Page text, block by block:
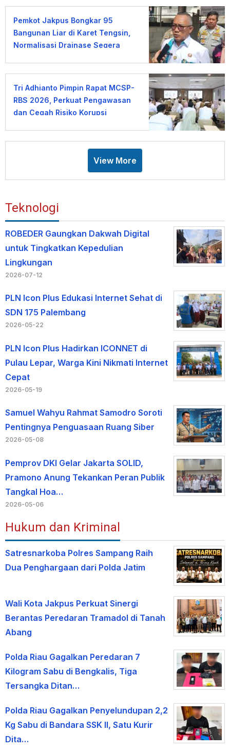
Pemkot Jakpus Bongkar 95
Bangunan Liar di Karet Tengsin,
Normalisasi Drainase Segera
Tri Adhianto Pimpin Rapat MCSP-
RBS 2026, Perkuat Pengawasan
dan Cegah Risiko Korupsi
View More
Teknologi
ROBEDER Gaungkan Dakwah Digital
untuk Tingkatkan Kepedulian
Lingkungan
2026-07-12
PLN Icon Plus Edukasi Internet Sehat di
SDN 175 Palembang
2026-05-22
PLN Icon Plus Hadirkan ICONNET di
Pulau Lepar, Warga Kini Nikmati Internet
Cepat
2026-05-19
Samuel Wahyu Rahmat Samodro Soroti
Pentingnya Penguasaan Ruang Siber
2026-05-08
Pemprov DKI Gelar Jakarta SOLID,
Pramono Anung Tekankan Peran Publik
Tangkal Hoa…
2026-05-06
Hukum dan Kriminal
Satresnarkoba Polres Sampang Raih
Dua Penghargaan dari Polda Jatim
Wali Kota Jakpus Perkuat Sinergi
Berantas Peredaran Tramadol di Tanah
Abang
Polda Riau Gagalkan Peredaran 7
Kilogram Sabu di Bengkalis, Tiga
Tersangka Ditan…
Polda Riau Gagalkan Penyelundupan 2,2
Kg Sabu di Bandara SSK II, Satu Kurir
Dita…